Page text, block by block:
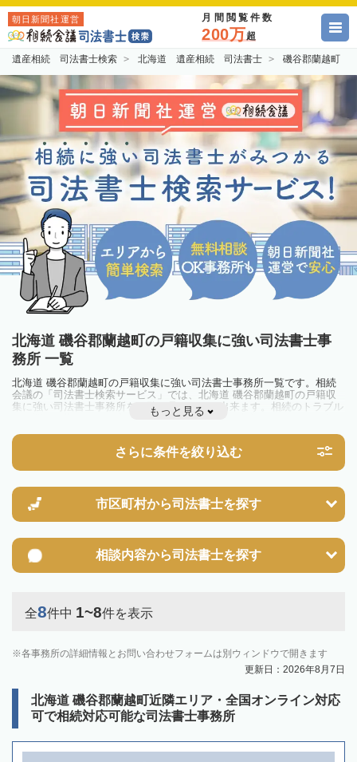
朝日新聞社運営 月間閲覧件数
200万超
遺産相続 司法書士検索 北海道 遺産相続 司法書士 磯谷郡蘭越町
北海道 磯谷郡蘭越町の戸籍収集に強い司法書士事
務所 一覧
北海道 磯谷郡蘭越町の戸籍収集に強い司法書士事務所一覧です。相続
会議の「司法書士検索サービス」では、北海道 磯谷郡蘭越町の戸籍収
集に強い司法書士事務所を一覧で見ることが出来ます。相続のトラブル
やお悩みを抱えている方は一度近隣の司法書士に相談してみましょう。
もっと見る
さらに条件を絞り込む
市区町村から司法書士を探す
相談内容から司法書士を探す
全8件中 1~8件を表示
各事務所の詳細情報とお問い合わせフォームは別ウィンドウで開きます
更新日：2026年8月7日
北海道 磯谷郡蘭越町近隣エリア・全国オンライン対応
可で相続対応可能な司法書士事務所